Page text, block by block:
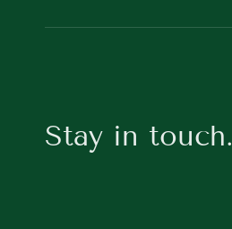
Stay in touch.